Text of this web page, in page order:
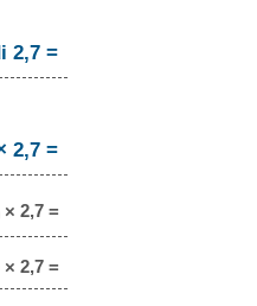
2,7 =
2,7 =
× 2,7 =
× 2,7 =